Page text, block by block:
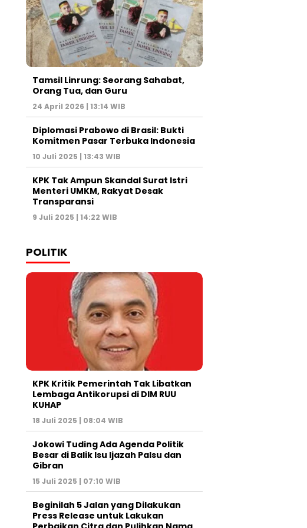
Tamsil Linrung: Seorang Sahabat,
Orang Tua, dan Guru
24 April 2026 | 13:14 WIB
Diplomasi Prabowo di Brasil: Bukti
Komitmen Pasar Terbuka Indonesia
10 Juli 2025 | 13:43 WIB
KPK Tak Ampun Skandal Surat Istri
Menteri UMKM, Rakyat Desak
Transparansi
9 Juli 2025 | 14:22 WIB
POLITIK
KPK Kritik Pemerintah Tak Libatkan
Lembaga Antikorupsi di DIM RUU
KUHAP
18 Juli 2025 | 08:04 WIB
Jokowi Tuding Ada Agenda Politik
Besar di Balik Isu Ijazah Palsu dan
Gibran
15 Juli 2025 | 07:10 WIB
Beginilah 5 Jalan yang Dilakukan
Press Release untuk Lakukan